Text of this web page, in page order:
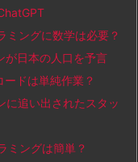
ングに数学は必要？
日本の人口を予言
ドは単純作業？
追い出されたスタッ
ングは簡単？